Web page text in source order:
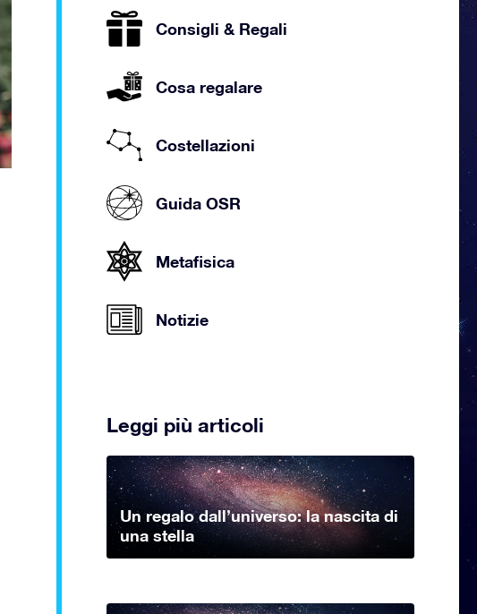
Consigli & Regali
Cosa regalare
Costellazioni
Guida OSR
Metafisica
Notizie
Leggi più articoli
Un regalo dall’universo: la nascita di
una stella